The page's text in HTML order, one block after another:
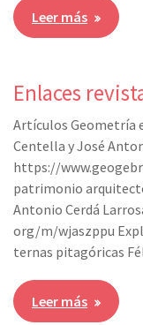
Leer más
Enlaces
Artículos Geometría
Centella y José
https://
patrimonio
Antonio Cerdá
org/m/wjaszppu
ternas pitagóricas
Leer más